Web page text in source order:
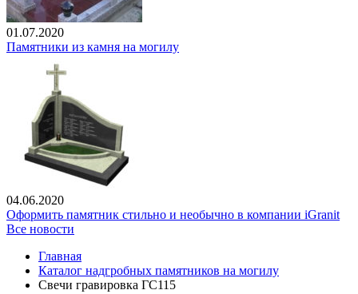
01.07.2020
Памятники из камня на могилу
04.06.2020
Оформить памятник стильно и необычно в компании iGranit
Все новости
Главная
Каталог надгробных памятников на могилу
Свечи гравировка ГС115